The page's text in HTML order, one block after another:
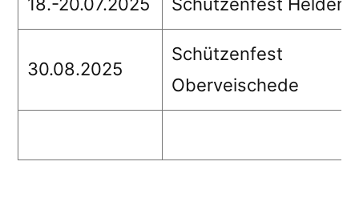
30.08.2025
Schützenfest
Oberveischede